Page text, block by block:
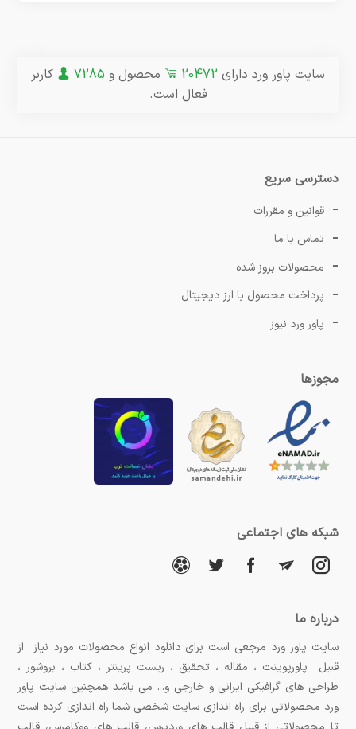
سایت پاور ورد دارای 20472 محصول و 7285
کاربر
فعال است.
دسترسی سریع
قوانین و مقررات
تماس با ما
محصولات بروز شده
پرداخت محصول با ارز دیجیتال
پاور ورد نیوز
مجوزها
شبکه های اجتماعی
درباره ما
سایت پاور ورد مرجعی است برای دانلود انواع محصولات مورد نیاز از
قبیل پاورپوینت ، مقاله ، تحقیق ، ریست پرینتر ، کتاب ، بروشور ،
طراحی های گرافیکی ایرانی و خارجی و... می باشد همچنین سایت پاور
ورد محصولاتی برای راه اندازی سایت شخصی شما راه اندازی کرده است